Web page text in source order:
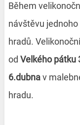
Během
návštěvu
hradů.
od Velkého pátku
6.dubnav
hradu.